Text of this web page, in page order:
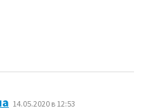
14.05.2020 в 12:53